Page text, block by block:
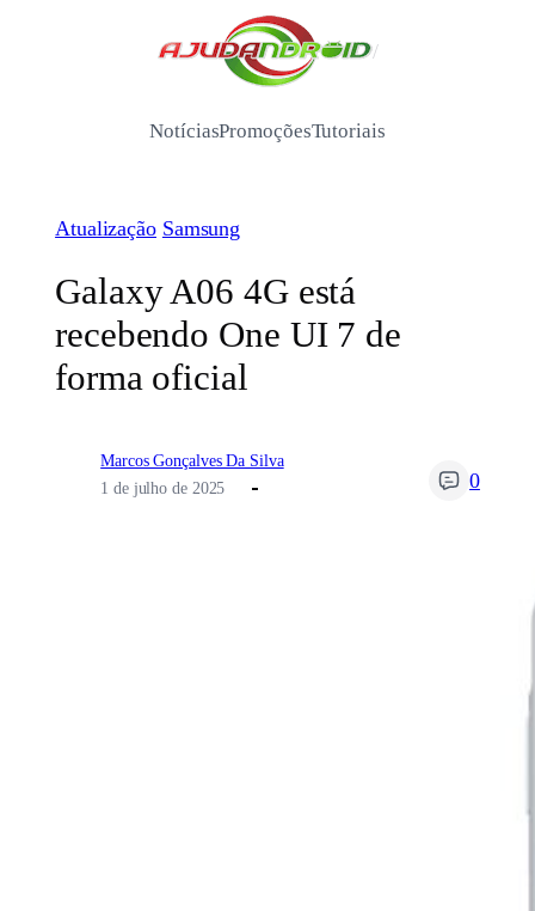
/
NotíciasPromoçõesTutoriais
Atualização Samsung
Galaxy A06 4G está
recebendo One UI 7 de
forma oficial
Marcos Gonçalves Da Silva
1 de julho de 2025
0